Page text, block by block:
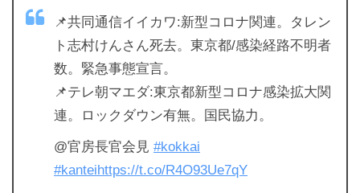
📌共同通信イイカワ:新型コロナ関連。タレン
ト志村けんさん死去。東京都/感染経路不明者
数。緊急事態宣言。
📌テレ朝マエダ:東京都新型コロナ感染拡大関
連。ロックダウン有無。国民協力。
@官房長官会見 #kokkai
#kanteihttps://t.co/R4O93Ue7qY